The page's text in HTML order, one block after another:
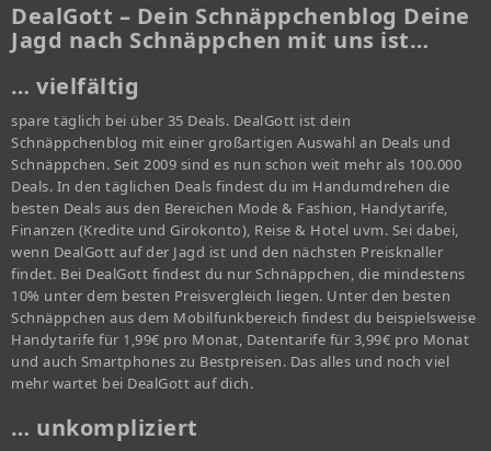
DealGott – Dein Schnäppchenblog Deine
Jagd nach Schnäppchen mit uns ist…
… vielfältig
spare täglich bei über 35 Deals. DealGott ist dein
Schnäppchenblog mit einer großartigen Auswahl an Deals und
Schnäppchen. Seit 2009 sind es nun schon weit mehr als 100.000
Deals. In den täglichen Deals findest du im Handumdrehen die
besten Deals aus den Bereichen Mode & Fashion, Handytarife,
Finanzen (Kredite und Girokonto), Reise & Hotel uvm. Sei dabei,
wenn DealGott auf der Jagd ist und den nächsten Preisknaller
findet. Bei DealGott findest du nur Schnäppchen, die mindestens
10% unter dem besten Preisvergleich liegen. Unter den besten
Schnäppchen aus dem Mobilfunkbereich findest du beispielsweise
Handytarife für 1,99€ pro Monat, Datentarife für 3,99€ pro Monat
und auch Smartphones zu Bestpreisen. Das alles und noch viel
mehr wartet bei DealGott auf dich.
… unkompliziert